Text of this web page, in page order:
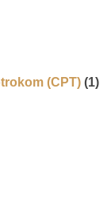
(CPT) (1)